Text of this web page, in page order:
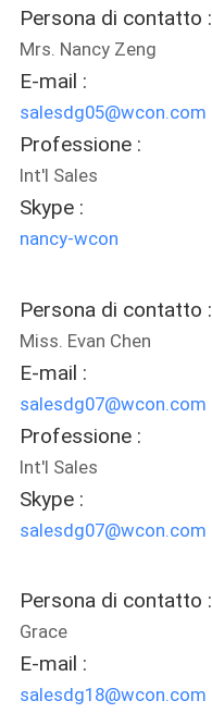
Persona di contatto :
Mrs. Nancy Zeng
E-mail :
salesdg05@wcon.com
Professione :
Int'l Sales
Skype :
nancy-wcon
Persona di contatto :
Miss. Evan Chen
E-mail :
salesdg07@wcon.com
Professione :
Int'l Sales
Skype :
salesdg07@wcon.com
Persona di contatto :
Grace
E-mail :
salesdg18@wcon.com